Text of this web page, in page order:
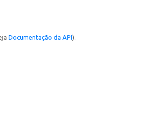
Documentação da API).